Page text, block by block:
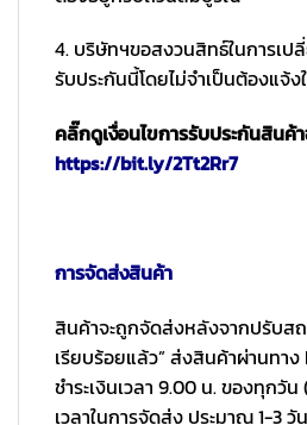
4. บริษัทฯขอสงวนสิทธ์ในการเป
รับประกันนี้โดยไม่จำเป็นต้องแจ้
คลิ๊กดูเงื่อนไขการรับประกันสินค้
https://bit.ly/2Tt2Rr7
การจัดส่งสินค้า
สินค้าจะถูกจัดส่งหลังจากปรับสถ
เรียบร้อยแล้ว” ส่งสินค้าผ่านทา
ชำระเงินเวลา 9.00 น. ของทุกวั
เวลาในการจัดส่ง ประมาณ 1-3 วั